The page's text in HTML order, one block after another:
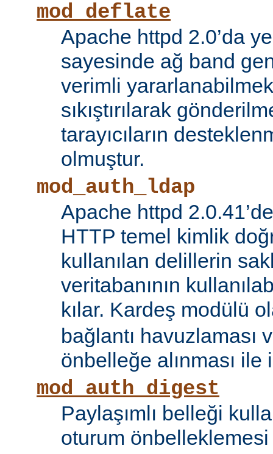
mod_deflate
Apache httpd 2.0’da
sayesinde ağ band
verimli
sıkıştırılarak
tarayıcıların
olmuştur.
mod_auth_ldap
Apache httpd
HTTP temel kimlik
kullanılan delillerin
veritabanının
kılar. Kardeş modülü
bağlantı havuzlaması
önbelleğe alınması ile
mod_auth_digest
Paylaşımlı belleği
oturum